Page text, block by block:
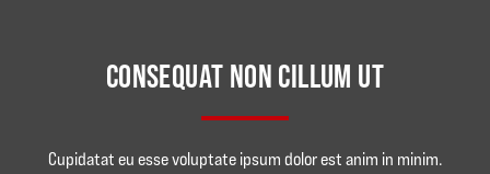
CONSEQUAT NON CILLUM UT
Cupidatat eu esse voluptate ipsum dolor est anim in minim.